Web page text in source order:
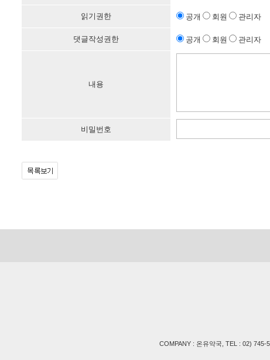
읽기권한 공개 회원 관리자
댓글작성권한 공개 회원 관리자
내용
비밀번호
COMPANY : 온유약국, TEL : 02) 745-